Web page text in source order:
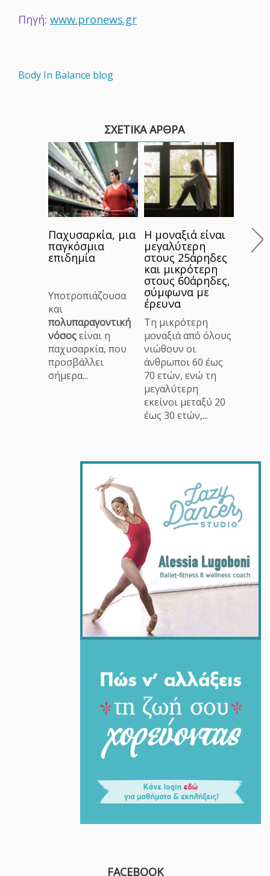
Πηγή: www.pronews.gr
Body In Balance blog
ΣΧΕΤΙΚΑ ΑΡΘΡΑ
Παχυσαρκία, μια
παγκόσμια
επιδημία
Υποτροπιάζουσα
και
πολυπαραγοντική
νόσοςείναι η
παχυσαρκία, που
προσβάλλει
σήμερα...
Η μοναξιά είναι
μεγαλύτερη
στους 25άρηδες
και μικρότερη
στους 60άρηδες,
σύμφωνα με
έρευνα
Τη μικρότερη
μοναξιά από όλους
νιώθουν οι
άνθρωποι 60 έως
70 ετών, ενώ τη
μεγαλύτερη
εκείνοι μεταξύ 20
έως 30 ετών,...
τις
στην
FACEBOOK